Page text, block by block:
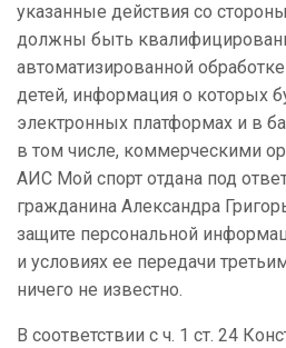
указанные действия со
должны быть
автоматизированной
детей, информация о которых
электронных платформах и в
в том числе, коммерческими
АИС Мой спорт отдана под
гражданина Александра
защите персональной
и условиях ее передачи
ничего не известно.
В соответствии с ч. 1 ст. 24